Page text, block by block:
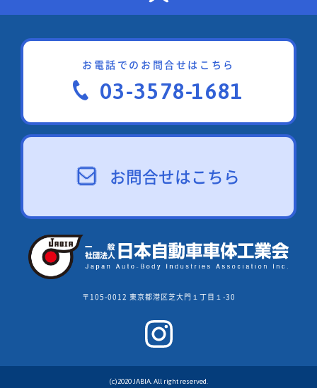
お電話でのお問合せはこちら
03-3578-1681
お問合せはこちら
〒105-0012 東京都港区芝大門１丁目１-30
(c)2020 JABIA. All right reserved.